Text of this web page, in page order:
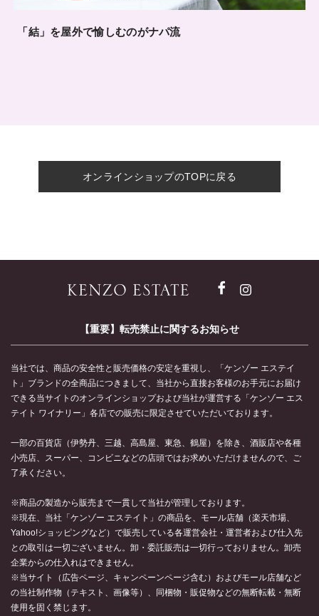
「結」を屋外で愉しむのがナパ流
オンラインショップのTOPに戻る
【重要】転売禁止に関するお知らせ
当社では、商品の安全性と販売価格の安定を重視し、「ケンゾー エステイ
ト」ブランドの全商品につきまして、当社から直接お客様のお手元にお届け
できる当サイトのオンラインショップおよび当社が運営する「ケンゾー エス
テイト ワイナリー」各店での販売に限定させていただいております。
一部の百貨店（伊勢丹、三越、高島屋、東急、鶴屋）を除き、酒販店や各種
小売店、スーパー、コンビニなどの店頭ではお求めいただけませんので、ご
了承ください。
※商品の製造から販売まで一貫して当社が管理しております。
※現在、当社「ケンゾー エステイト」の商品を、モール店舗（楽天市場、
Yahoo!ショッピングなど）で販売している各運営会社・運営者および仕入先
との取引は一切ございません。卸・委託販売は一切行っておりません。卸売
企業からの仕入れはできません。
※当サイト（広告ページ、キャンペーンページ含む）およびモール店舗など
の当社制作物（テキスト、画像等）、同梱物・販促物などの無断転載・無断
使用を固く禁じます。